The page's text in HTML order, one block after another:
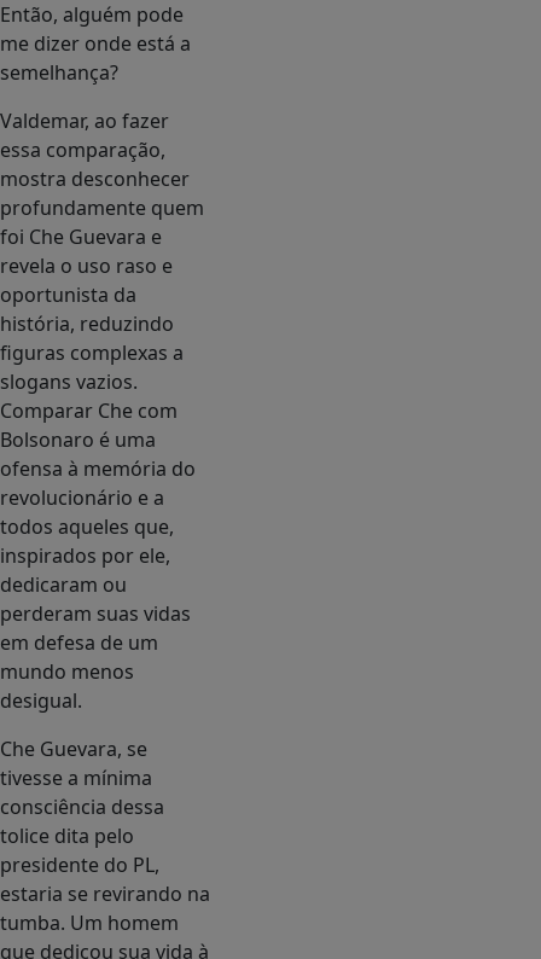
Então, alguém pode
me dizer onde está a
semelhança?
Valdemar, ao fazer
essa comparação,
mostra desconhecer
profundamente quem
foi Che Guevara e
revela o uso raso e
oportunista da
história, reduzindo
figuras complexas a
slogans vazios.
Comparar Che com
Bolsonaro é uma
ofensa à memória do
revolucionário e a
todos aqueles que,
inspirados por ele,
dedicaram ou
perderam suas vidas
em defesa de um
mundo menos
desigual.
Che Guevara, se
tivesse a mínima
consciência dessa
tolice dita pelo
presidente do PL,
estaria se revirando na
tumba. Um homem
que dedicou sua vida à